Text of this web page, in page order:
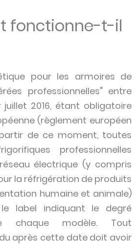
fonctionne-t-il
pour les armoires de
professionnelles" entre
juillet 2016, étant obligatoire
(règlement européen
partir de ce moment, toutes
professionnelles
électrique (y compris
la réfrigération de produits
humaine et animale)
label indiquant le degré
chaque modèle. Tout
après cette date doit avoir